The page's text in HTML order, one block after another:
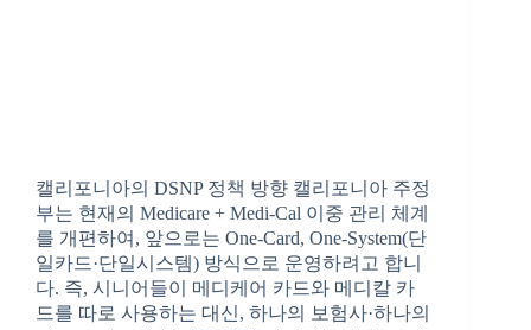
캘리포니아의 DSNP 정책 방향 캘리포니아 주정
부는 현재의 Medicare + Medi-Cal 이중 관리 체계
를 개편하여, 앞으로는 One-Card, One-System(단
일카드·단일시스템) 방식으로 운영하려고 합니
다. 즉, 시니어들이 메디케어 카드와 메디칼 카
드를 따로 사용하는 대신, 하나의 보험사·하나의